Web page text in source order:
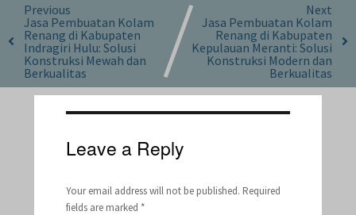
Previous
Jasa Pembuatan Kolam
Renang di Kabupaten
Indragiri Hulu: Solusi
Konstruksi Mewah dan
Berkualitas
Next
Jasa Pembuatan Kolam
Renang di Kabupaten
Kepulauan Meranti: Solusi
Konstruksi Modern dan
Berkualitas
Leave a Reply
Your email address will not be published. Required
fields are marked *